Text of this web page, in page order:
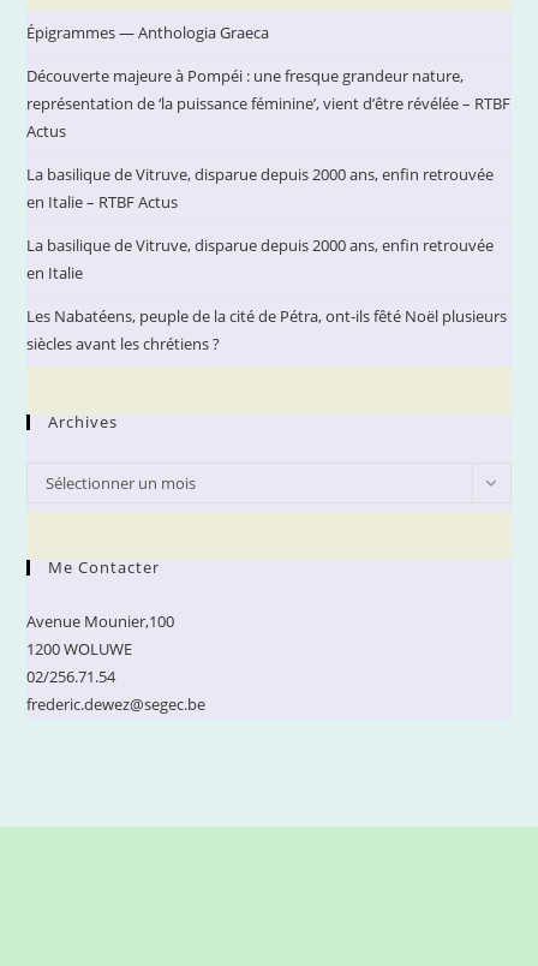
Épigrammes — Anthologia Graeca
Découverte majeure à Pompéi : une fresque grandeur nature,
représentation de ‘la puissance féminine’, vient d’être révélée – RTBF
Actus
La basilique de Vitruve, disparue depuis 2000 ans, enfin retrouvée
en Italie – RTBF Actus
La basilique de Vitruve, disparue depuis 2000 ans, enfin retrouvée
en Italie
Les Nabatéens, peuple de la cité de Pétra, ont-ils fêté Noël plusieurs
siècles avant les chrétiens ?
Archives
Archives
Sélectionner un mois
Me Contacter
Avenue Mounier,100
1200 WOLUWE
02/256.71.54
frederic.dewez@segec.be